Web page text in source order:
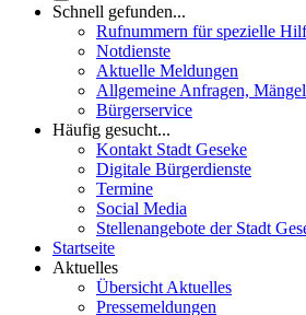
Schnell gefunden...
Rufnummern für spezielle
Notdienste
Aktuelle Meldungen
Allgemeine Anfragen,
Bürgerservice
Häufig gesucht...
Kontakt Stadt Geseke
Digitale Bürgerdienste
Termine
Social Media
Stellenangebote der Stadt
Startseite
Aktuelles
Übersicht Aktuelles
Pressemeldungen